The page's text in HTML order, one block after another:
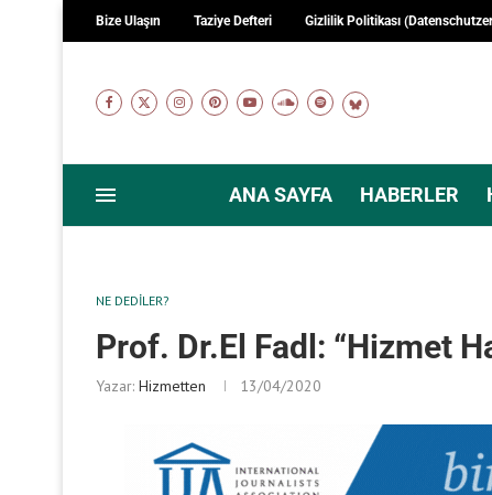
Bize Ulaşın Taziye Defteri Gizlilik Politikası
ANA SAYFA HABERLER
NE DEDILER?
Prof. Dr.El Fadl: “Hizmet
Yazar: Hizmetten 13/04/2020